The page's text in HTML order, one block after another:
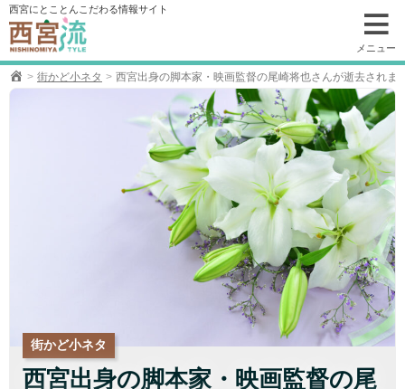
コ
ン
テ
ン
ツ
西宮にとことんこだわる情報サイト
メニュー
街かど小ネタ 西宮出身の脚本家・映画監督の尾崎将也さんが逝去されま
街かど小ネタ
西宮出身の脚本家・映画監督の尾